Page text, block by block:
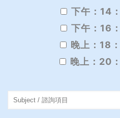
下午：14
下午：16
晚上：18
晚上：20